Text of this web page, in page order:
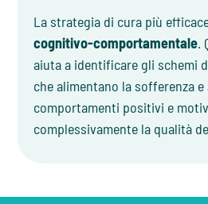
La strategia di cura più
cognitivo-comportamentale.
aiuta a identificare gli schemi
che alimentano la sofferenza
comportamenti positivi e
complessivamente la qualità